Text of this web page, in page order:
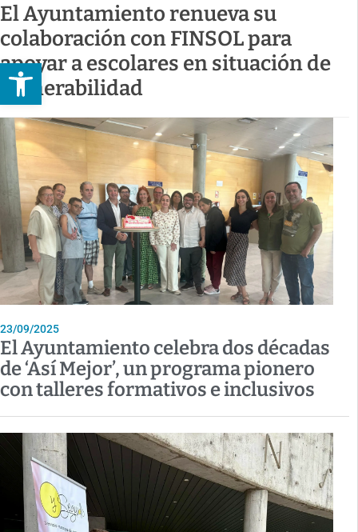
Abrir barra de herramientas
El Ayuntamiento renueva su
colaboración con FINSOL para
apoyar a escolares en situación de
vulnerabilidad
23/09/2025
El Ayuntamiento celebra dos décadas
de ‘Así Mejor’, un programa pionero
con talleres formativos e inclusivos